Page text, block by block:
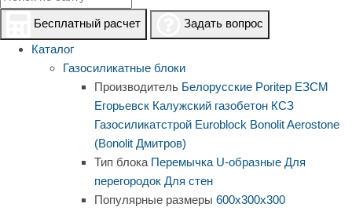
Бесплатный расчет
Задать вопрос
Каталог
Газосиликатные блоки
Производитель Белорусские Poritep ЕЗСМ
Егорьевск Калужский газобетон КСЗ
Газосиликатстрой Euroblock BonolitAerostone
(Bonolit Дмитров)
Тип блока Перемычка U-образные Для
перегородок Для стен
Популярные размеры 600х300х300